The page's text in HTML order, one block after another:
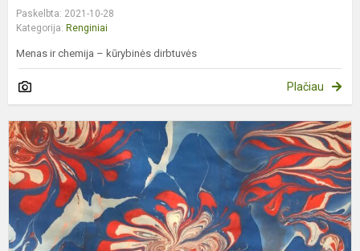
Paskelbta: 2021-10-28
Kategorija: Renginiai
Menas ir chemija – kūrybinės dirbtuvės
Plačiau